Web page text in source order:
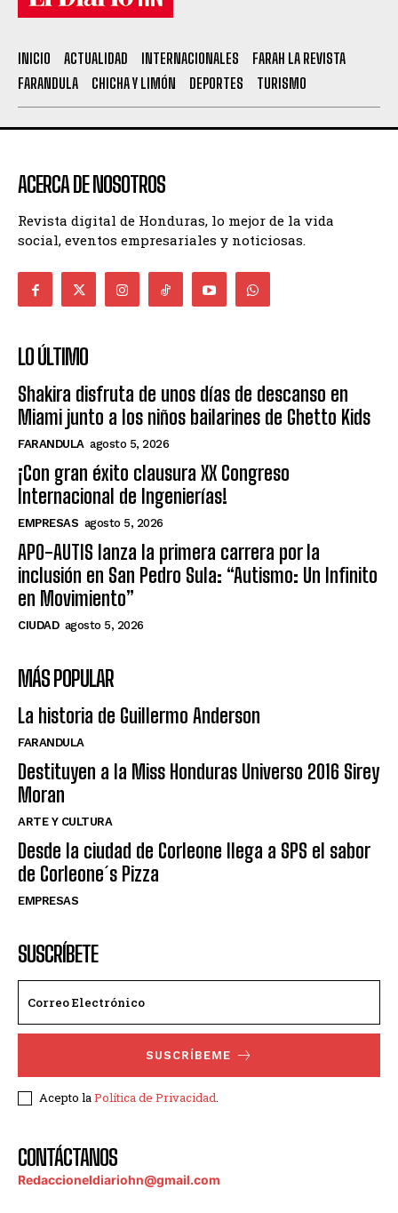
INICIO ACTUALIDAD INTERNACIONALES
FARAH LA REVISTA
FARANDULA
CHICHA Y LIMÓN DEPORTES TURISMO
ACERCA DE NOSOTROS
Revista digital de Honduras, lo mejor de la vida
social, eventos empresariales y noticiosas.
LO ÚLTIMO
Shakira disfruta de unos días de descanso en
Miami junto a los niños bailarines de Ghetto Kids
FARANDULA agosto 5, 2026
¡Con gran éxito clausura XX Congreso
Internacional de Ingenierías!
EMPRESAS agosto 5, 2026
APO-AUTIS lanza la primera carrera por la
inclusión en San Pedro Sula: “Autismo: Un Infinito
en Movimiento”
CIUDAD agosto 5, 2026
MÁS POPULAR
La historia de Guillermo Anderson
FARANDULA
Destituyen a la Miss Honduras Universo 2016 Sirey
Moran
ARTE Y CULTURA
Desde la ciudad de Corleone llega a SPS el sabor
de Corleone´s Pizza
EMPRESAS
SUSCRÍBETE
SUSCRÍBEME
Acepto laPolítica de Privacidad.
CONTÁCTANOS
Redaccioneldiariohn@gmail.com